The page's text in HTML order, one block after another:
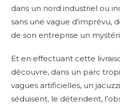
dans un nord industriel ou
sans une vague d’imprévu,
de son entreprise un
Et en effectuant cette
découvre, dans un parc
vagues artificielles, un
séduisent, le détendent,